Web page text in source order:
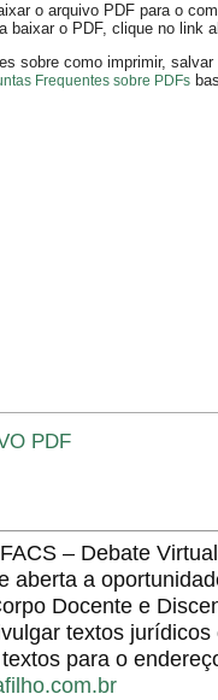
o arquivo PDF para o
baixar o PDF, clique no link
sobre como imprimir,
Frequentes sobre PDFs
PDF
– Debate
aberta a
Docente e
textos
para o